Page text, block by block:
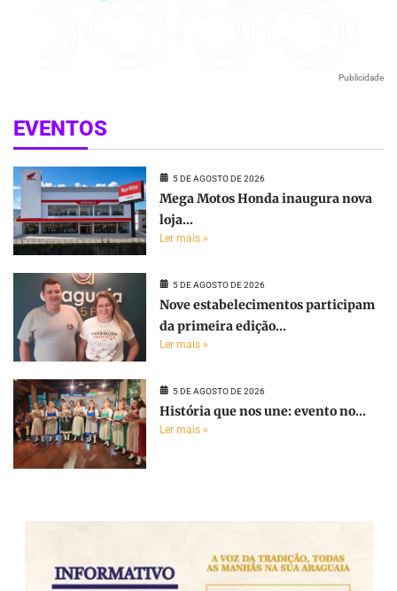
Publicidade
EVENTOS
5 DE AGOSTO DE 2026
Mega Motos Honda inaugura nova
loja...
Ler mais »
5 DE AGOSTO DE 2026
Nove estabelecimentos participam
da primeira edição...
Ler mais »
5 DE AGOSTO DE 2026
História que nos une: evento no...
Ler mais »